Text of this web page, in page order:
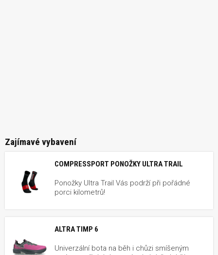
Zajímavé vybavení
COMPRESSPORT PONOŽKY ULTRA TRAIL
Ponožky Ultra Trail Vás podrží při pořádné
porci kilometrů!
ALTRA TIMP 6
Univerzální bota na běh i chůzi smíšeným